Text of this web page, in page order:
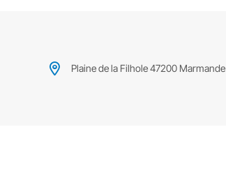
Plaine de la Filhole 47200 Marmande